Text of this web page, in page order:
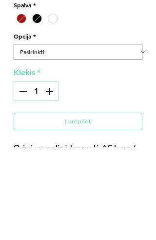
Spalva *
Opcija *
Kiekis *
Į krepšelį
Orinė granulinė krosnelė AC Luna /